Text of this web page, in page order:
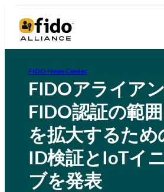
FIDO News Center
FIDOアライアン
FIDO認証の範
を拡大するため
ID検証とIoTイ
ブを発表